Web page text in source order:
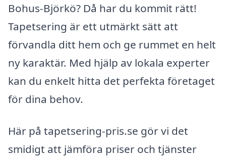
Bohus-Björkö? Då har du kommit rätt!
Tapetsering är ett utmärkt sätt att
förvandla ditt hem och ge rummet en helt
ny karaktär. Med hjälp av lokala experter
kan du enkelt hitta det perfekta företaget
för dina behov.
Här på tapetsering-pris.se gör vi det
smidigt att jämföra priser och tjänster